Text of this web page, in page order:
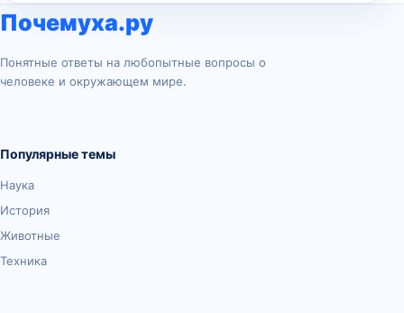
Почемуха.ру
Понятные ответы на любопытные вопросы о
человеке и окружающем мире.
Популярные темы
Наука
История
Животные
Техника